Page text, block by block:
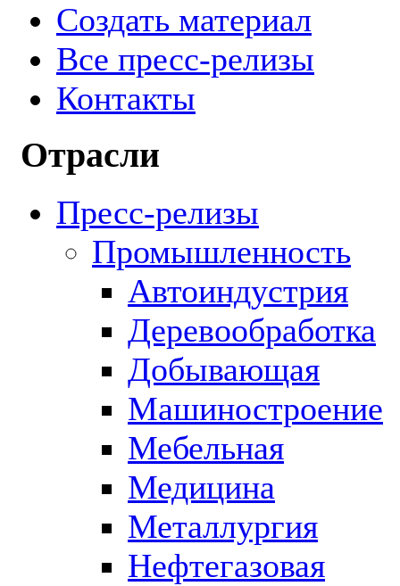
Создать материал
Все пресс-релизы
Контакты
Отрасли
Пресс-релизы
Промышленность
Автоиндустрия
Деревообработка
Добывающая
Машиностроение
Мебельная
Медицина
Металлургия
Нефтегазовая